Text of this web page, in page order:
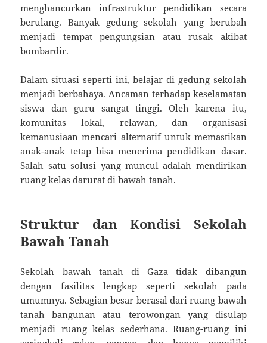
menghancurkan infrastruktur pendidikan secara
berulang. Banyak gedung sekolah yang berubah
menjadi tempat pengungsian atau rusak akibat
bombardir.
Dalam situasi seperti ini, belajar di gedung sekolah
menjadi berbahaya. Ancaman terhadap keselamatan
siswa dan guru sangat tinggi. Oleh karena itu,
komunitas lokal, relawan, dan organisasi
kemanusiaan mencari alternatif untuk memastikan
anak-anak tetap bisa menerima pendidikan dasar.
Salah satu solusi yang muncul adalah mendirikan
ruang kelas darurat di bawah tanah.
Struktur dan Kondisi Sekolah
Bawah Tanah
Sekolah bawah tanah di Gaza tidak dibangun
dengan fasilitas lengkap seperti sekolah pada
umumnya. Sebagian besar berasal dari ruang bawah
tanah bangunan atau terowongan yang disulap
menjadi ruang kelas sederhana. Ruang-ruang ini